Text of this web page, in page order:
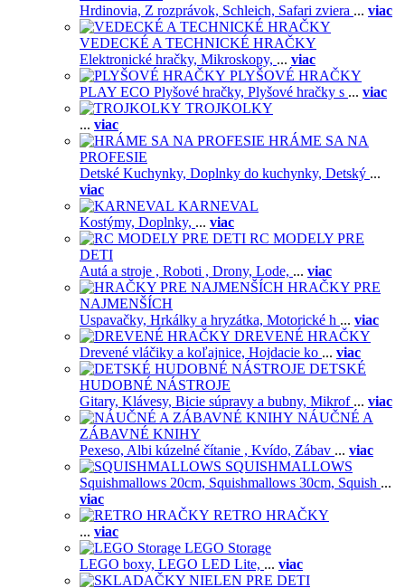
Hrdinovia, Z rozprávok, Schleich, Safari zviera ... viac
VEDECKÉ A TECHNICKÉ HRAČKY
Elektronické hračky, Mikroskopy, ... viac
PLYŠOVÉ HRAČKY
PLAY ECO Plyšové hračky, Plyšové hračky s ... viac
TROJKOLKY
... viac
HRÁME SA NA
PROFESIE
Detské Kuchynky, Doplnky do kuchynky, Detský ...
viac
KARNEVAL
Kostýmy, Doplnky, ... viac
RC MODELY PRE
DETI
Autá a stroje , Roboti , Drony, Lode, ... viac
HRAČKY PRE
NAJMENŠÍCH
Uspavačky, Hrkálky a hryzátka, Motorické h ... viac
DREVENÉ HRAČKY
Drevené vláčiky a koľajnice, Hojdacie ko ... viac
DETSKÉ
HUDOBNÉ NÁSTROJE
Gitary, Klávesy, Bicie súpravy a bubny, Mikrof ... viac
NÁUČNÉ A
ZÁBAVNÉ KNIHY
Pexeso, Albi kúzelné čítanie , Kvído, Zábav ... viac
SQUISHMALLOWS
Squishmallows 20cm, Squishmallows 30cm, Squish ...
viac
RETRO HRAČKY
... viac
LEGO Storage
LEGO boxy, LEGO LED Lite, ... viac